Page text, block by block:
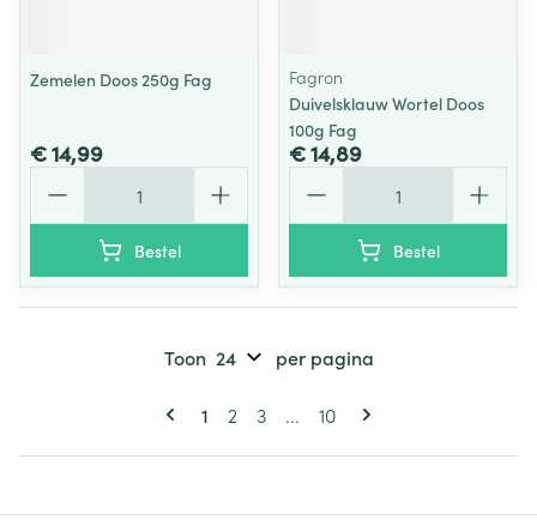
Zemelen Doos 250g Fag
€ 14,99
Bestel
Fagron
Duivelsklauw Wortel Doos
100g Fag
€ 14,89
Bestel
Pagina's
U lees momenteel pagina
1 Pagina
2 Pagina
3 ... Pagina
10
Toon per pagina